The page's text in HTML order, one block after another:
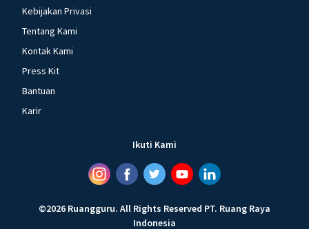
Kebijakan Privasi
Tentang Kami
Kontak Kami
Press Kit
Bantuan
Karir
Ikuti Kami
©2026 Ruangguru. All Rights Reserved PT. Ruang Raya
Indonesia